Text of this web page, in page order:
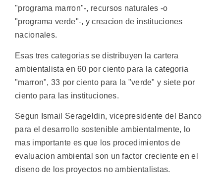
"programa marron"-, recursos naturales -o
"programa verde"-, y creacion de instituciones
nacionales.
Esas tres categorias se distribuyen la cartera
ambientalista en 60 por ciento para la categoria
"marron", 33 por ciento para la "verde" y siete por
ciento para las instituciones.
Segun Ismail Serageldin, vicepresidente del Banco
para el desarrollo sostenible ambientalmente, lo
mas importante es que los procedimientos de
evaluacion ambiental son un factor creciente en el
diseno de los proyectos no ambientalistas.